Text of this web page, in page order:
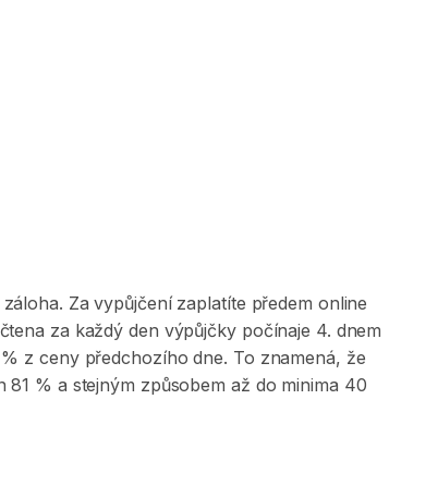
Za vypůjčení zaplatíte předem online
za každý den výpůjčky počínaje 4. dnem
z ceny předchozího dne. To znamená, že
% a stejným způsobem až do minima 40